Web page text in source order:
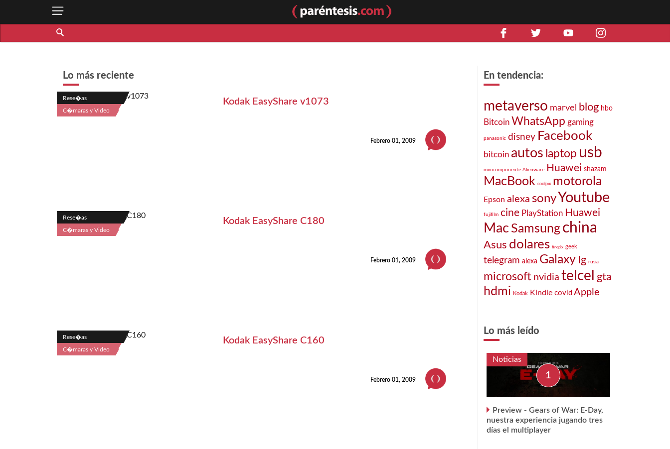
Lo más reciente
Rese�as
C�maras y Video
Kodak EasyShare v1073
Febrero 01, 2009
Rese�as
C�maras y Video
Kodak EasyShare C180
Febrero 01, 2009
Rese�as
C�maras y Video
Kodak EasyShare C160
Febrero 01, 2009
En tendencia:
metaverso marvel blog hbo
Bitcoin WhatsApp gaming
panasonic disney Facebook
bitcoin autos laptop usb
minicomponente Alienware Huawei shazam
MacBook coolpix motorola
Epson alexa sonyYoutube
fujifilm cine PlayStation Huawei
Mac Samsung china
Asus dolares finepix geek
telegram alexa Galaxy Ig rusia
microsoft nvidia telcel gta
hdmi Kodak Kindle covid Apple
Lo más leído
Noticias
Preview - Gears of War: E-Day,
nuestra experiencia jugando tres
días el multiplayer